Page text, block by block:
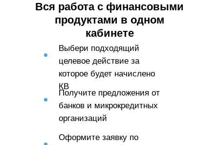
Вся работа с финансовыми
продуктами в одном
кабинете
Выбери подходящий
целевое действие за
которое будет начислено
КВ
Получите предложения от
банков и микрокредитных
организаций
Оформите заявку по